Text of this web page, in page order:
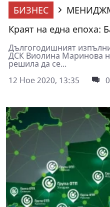
БИЗНЕС
Краят на една епоха:
Дългогодишният
ДСК Виолина Маринова
решила да се...
12 Ное 2020, 13:35
0